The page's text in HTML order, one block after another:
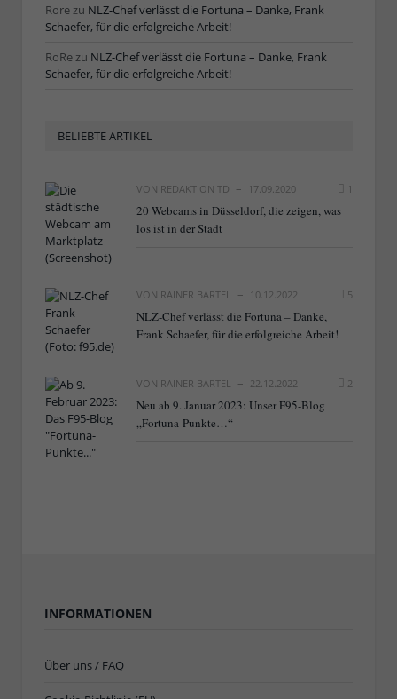
Rorezu NLZ-Chef verlässt die Fortuna – Danke, Frank
Schaefer, für die erfolgreiche Arbeit!
RoRezu NLZ-Chef verlässt die Fortuna – Danke, Frank
Schaefer, für die erfolgreiche Arbeit!
BELIEBTE ARTIKEL
VON REDAKTION TD 17.09.2020 1
20 Webcams in Düsseldorf, die zeigen, was
los ist in der Stadt
VON RAINER BARTEL 10.12.2022 5
NLZ-Chef verlässt die Fortuna – Danke,
Frank Schaefer, für die erfolgreiche Arbeit!
VON RAINER BARTEL 22.12.2022 2
Neu ab 9. Januar 2023: Unser F95-Blog
„Fortuna-Punkte…“
INFORMATIONEN
Über uns / FAQ